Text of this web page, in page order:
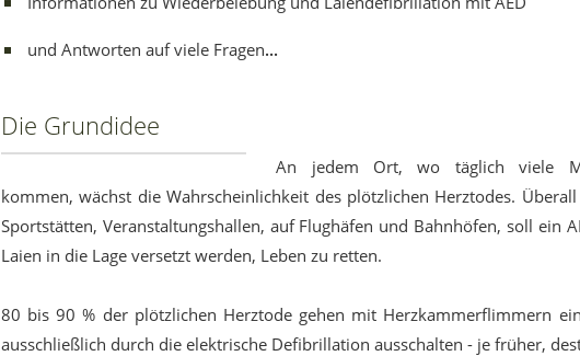
und Antworten auf viele Fragen...
Die Grundidee
An jedem Ort, wo täglich viele
kommen, wächst die Wahrscheinlichkeit des plötzlichen Herztodes.
Sportstätten, Veranstaltungshallen, auf Flughäfen und Bahnhöfen, soll ein
Laien in die Lage versetzt werden, Leben zu retten.
80 bis 90 % der plötzlichen Herztode gehen mit Herzkammerflimmern
ausschließlich durch die elektrische Defibrillation ausschalten - je früher,